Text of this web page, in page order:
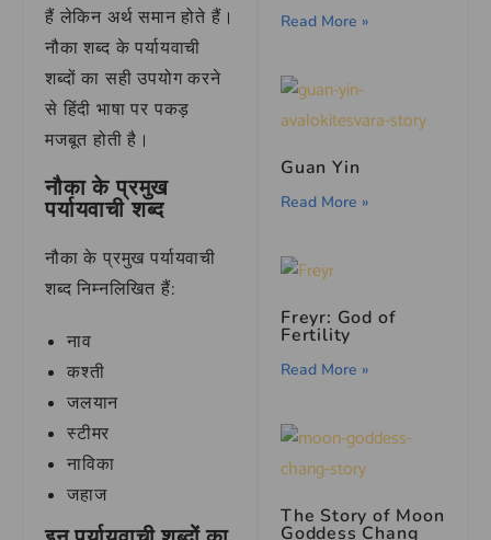
हैं लेकिन अर्थ समान होते हैं।
नौका शब्द के पर्यायवाची
शब्दों का सही उपयोग करने
से हिंदी भाषा पर पकड़
मजबूत होती है।
नौका के प्रमुख
पर्यायवाची शब्द
नौका के प्रमुख पर्यायवाची
शब्द निम्नलिखित हैं:
नाव
कश्ती
जलयान
स्टीमर
नाविका
जहाज
Read More »
Guan Yin
Read More »
Freyr: God of
Fertility
Read More »
The Story of Moon
Goddess Chang